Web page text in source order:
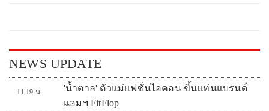
k
NEWS UPDATE
11:19 น.
'น้ำตาล' ตัวแม่แฟชั่นไอคอน ขึ้นแท่นแบรนด์
แอมฯ FitFlop